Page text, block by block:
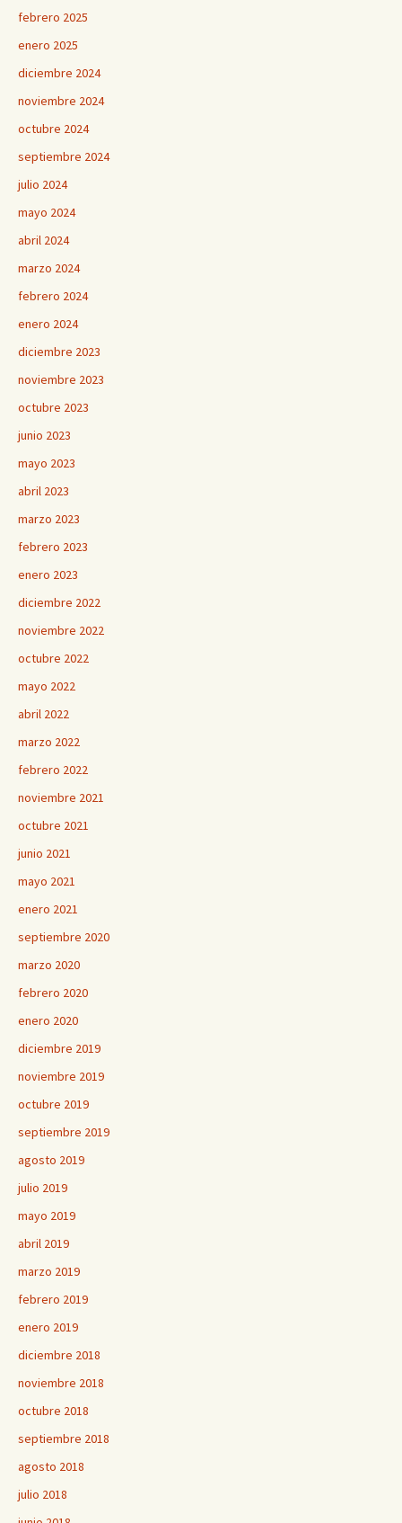
febrero 2025
enero 2025
diciembre 2024
noviembre 2024
octubre 2024
septiembre 2024
julio 2024
mayo 2024
abril 2024
marzo 2024
febrero 2024
enero 2024
diciembre 2023
noviembre 2023
octubre 2023
junio 2023
mayo 2023
abril 2023
marzo 2023
febrero 2023
enero 2023
diciembre 2022
noviembre 2022
octubre 2022
mayo 2022
abril 2022
marzo 2022
febrero 2022
noviembre 2021
octubre 2021
junio 2021
mayo 2021
enero 2021
septiembre 2020
marzo 2020
febrero 2020
enero 2020
diciembre 2019
noviembre 2019
octubre 2019
septiembre 2019
agosto 2019
julio 2019
mayo 2019
abril 2019
marzo 2019
febrero 2019
enero 2019
diciembre 2018
noviembre 2018
octubre 2018
septiembre 2018
agosto 2018
julio 2018